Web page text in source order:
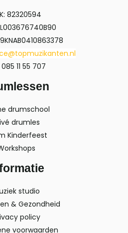
82320594
11 55 707
drumschool
drumles
Kinderfeest
studio
& Gezondheid
policy
voorwaarden